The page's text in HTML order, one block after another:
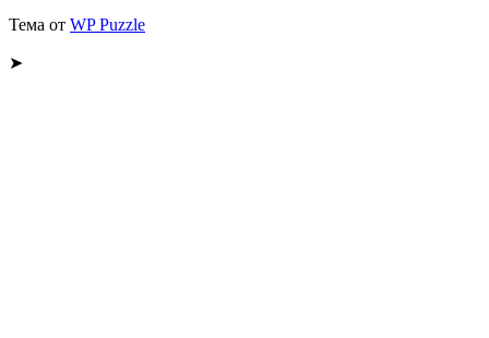
Тема от WP Puzzle
➤